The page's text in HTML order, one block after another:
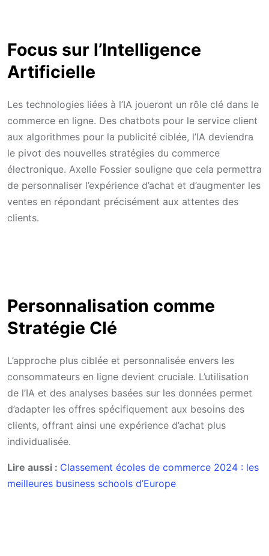
Focus sur l’Intelligence
Artificielle
Les technologies liées à l’IA joueront un rôle clé dans le
commerce en ligne. Des chatbots pour le service client
aux algorithmes pour la publicité ciblée, l’IA deviendra
le pivot des nouvelles stratégies du commerce
électronique. Axelle Fossier souligne que cela permettra
de personnaliser l’expérience d’achat et d’augmenter les
ventes en répondant précisément aux attentes des
clients.
Personnalisation comme
Stratégie Clé
L’approche plus ciblée et personnalisée envers les
consommateurs en ligne devient cruciale. L’utilisation
de l’IA et des analyses basées sur les données permet
d’adapter les offres spécifiquement aux besoins des
clients, offrant ainsi une expérience d’achat plus
individualisée.
Lire aussi : Classement écoles de commerce 2024 : les
meilleures business schools d’Europe